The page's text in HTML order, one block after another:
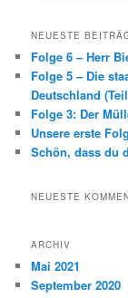
h
n
NEUESTE
Folge 6 – Herr
Folge 5 – Die
Deutschland
Folge 3: Der
Unsere erste
Schön, dass du
NEUESTE
ARCHIV
Mai 2021
September 2020